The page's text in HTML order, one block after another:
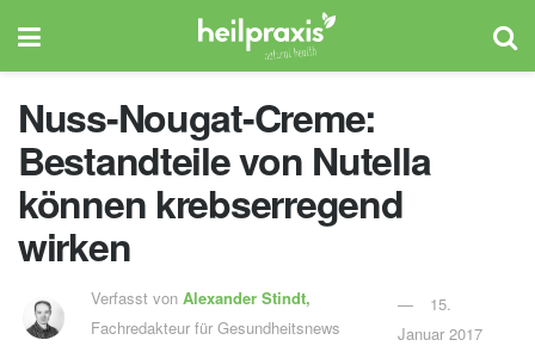
Nuss-Nougat-Creme:
Bestandteile von Nutella
können krebserregend
wirken
Verfasst von Alexander Stindt,
Fachredakteur für Gesundheitsnews
15.
Januar 2017